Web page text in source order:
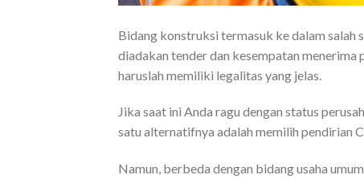
Bidang konstruksi termasuk ke dalam salah
diadakan tender dan kesempatan
haruslah memiliki legalitas yang jelas.
Jika saat ini Anda ragu dengan status
satu alternatifnya adalah memilih pendirian
Namun, berbeda dengan bidang usaha